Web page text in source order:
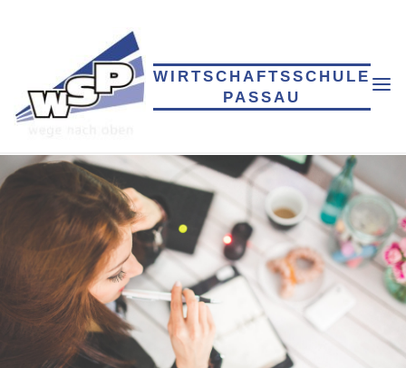
WIRTSCHAFTSSCHULE
PASSAU